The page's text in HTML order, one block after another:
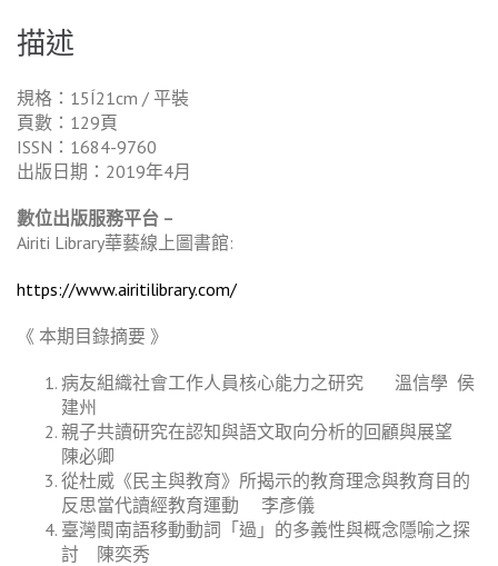
描述
規格：15Í21cm / 平裝
頁數：129頁
ISSN：1684-9760
出版日期：2019年4月
數位出版服務平台 –
Airiti Library華藝線上圖書館:
https://www.airitilibrary.com/
《 本期目錄摘要 》
病友組織社會工作人員核心能力之研究 溫信學 侯
建州
親子共讀研究在認知與語文取向分析的回顧與展望
陳必卿
從杜威《民主與教育》所揭示的教育理念與教育目的
反思當代讀經教育運動 李彥儀
臺灣閩南語移動動詞「過」的多義性與概念隱喻之探
討 陳奕秀